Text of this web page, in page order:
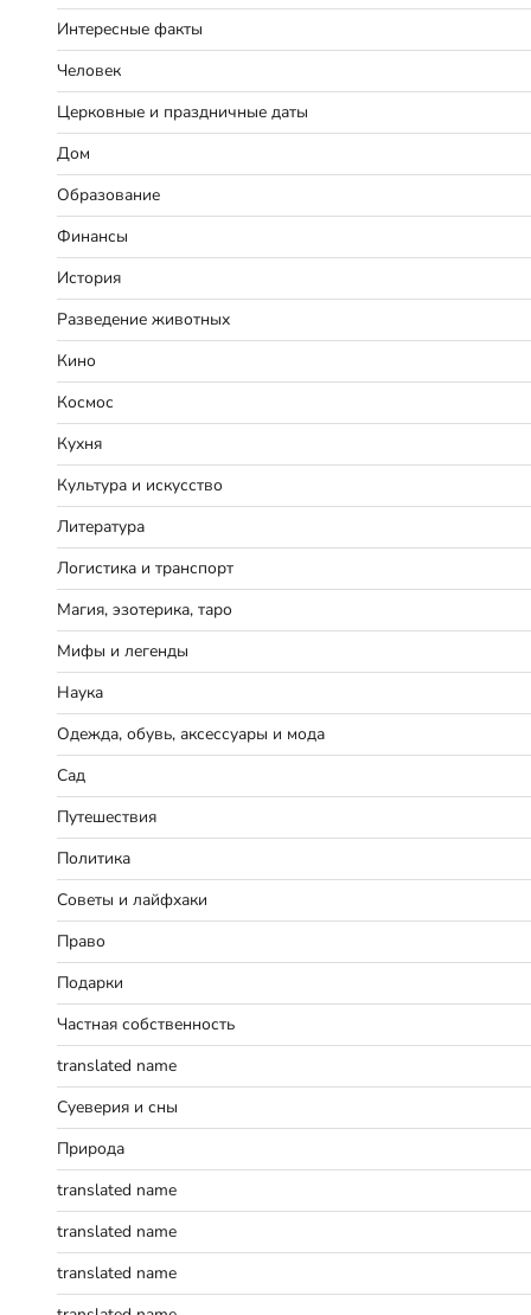
Интересные факты
Человек
Церковные и праздничные даты
Дом
Образование
Финансы
История
Разведение животных
Кино
Космос
Кухня
Культура и искусство
Литература
Логистика и транспорт
Магия, эзотерика, таро
Мифы и легенды
Наука
Одежда, обувь, аксессуары и мода
Сад
Путешествия
Политика
Советы и лайфхаки
Право
Подарки
Частная собственность
translated name
Суеверия и сны
Природа
translated name
translated name
translated name